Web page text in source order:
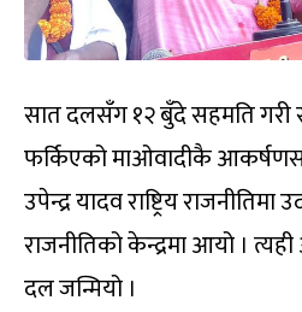
सात दलसँग १२ बुँदे सहमति गरी
फर्किएको माओवादीकै
उपेन्द्र यादव राष्ट्रिय
राजनीतिको केन्द्रमा आयो ।
दल जन्मियो ।